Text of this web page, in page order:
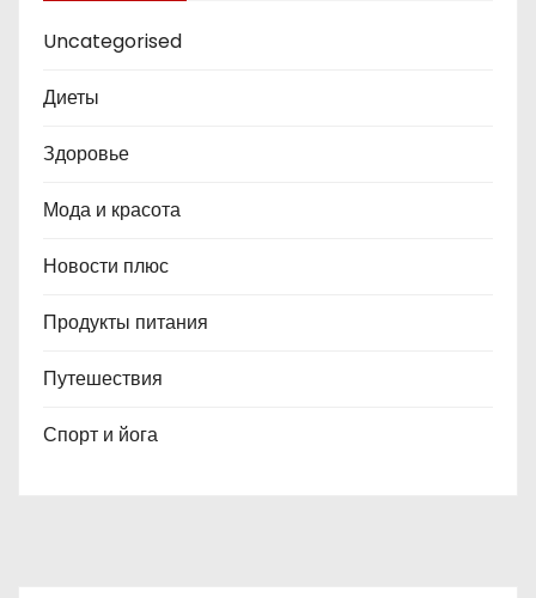
Uncategorised
Диеты
Здоровье
Мода и красота
Новости плюс
Продукты питания
Путешествия
Спорт и йога